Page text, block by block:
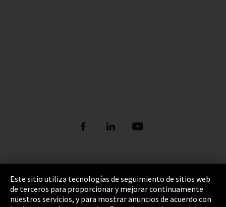
Pie de imprenta
Política de privacidad
Este sitio utiliza tecnologías de seguimiento de sitios web
de terceros para proporcionar y mejorar continuamente
nuestros servicios, y para mostrar anuncios de acuerdo con